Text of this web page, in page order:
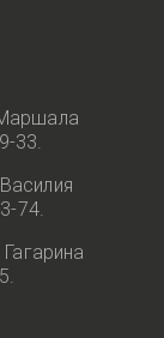
33.
74.